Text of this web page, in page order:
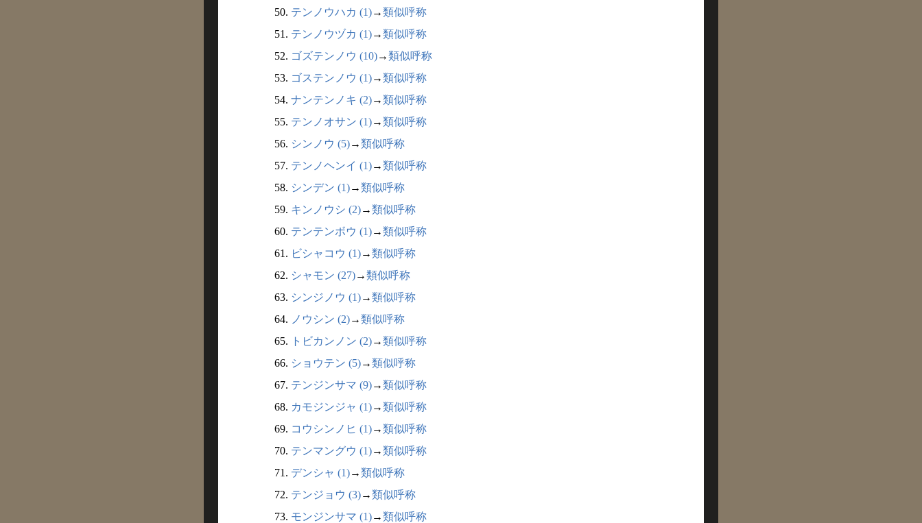
50. テンノウハカ (1)→類似呼称
51. テンノウヅカ (1)→類似呼称
52. ゴズテンノウ (10)→類似呼称
53. ゴステンノウ (1)→類似呼称
54. ナンテンノキ (2)→類似呼称
55. テンノオサン (1)→類似呼称
56. シンノウ (5)→類似呼称
57. テンノヘンイ (1)→類似呼称
58. シンデン (1)→類似呼称
59. キンノウシ (2)→類似呼称
60. テンテンボウ (1)→類似呼称
61. ビシャコウ (1)→類似呼称
62. シャモン (27)→類似呼称
63. シンジノウ (1)→類似呼称
64. ノウシン (2)→類似呼称
65.
トビカンノン (2)→類似呼称
66. ショウテン (5)→類似呼称
67. テンジンサマ (9)→類似呼称
68. カモジンジャ (1)→類似呼称
69. コウシンノヒ (1)→類似呼称
70. テンマングウ (1)→類似呼称
71. デンシャ (1)→類似呼称
72. テンジョウ (3)→類似呼称
73. モンジンサマ (1)→類似呼称